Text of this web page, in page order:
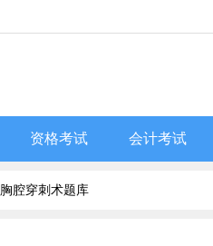
资格考试 会计考试
胸腔穿刺术题库